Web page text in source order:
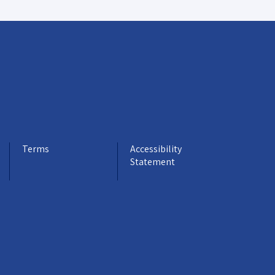
Terms
Accessibility
Statement